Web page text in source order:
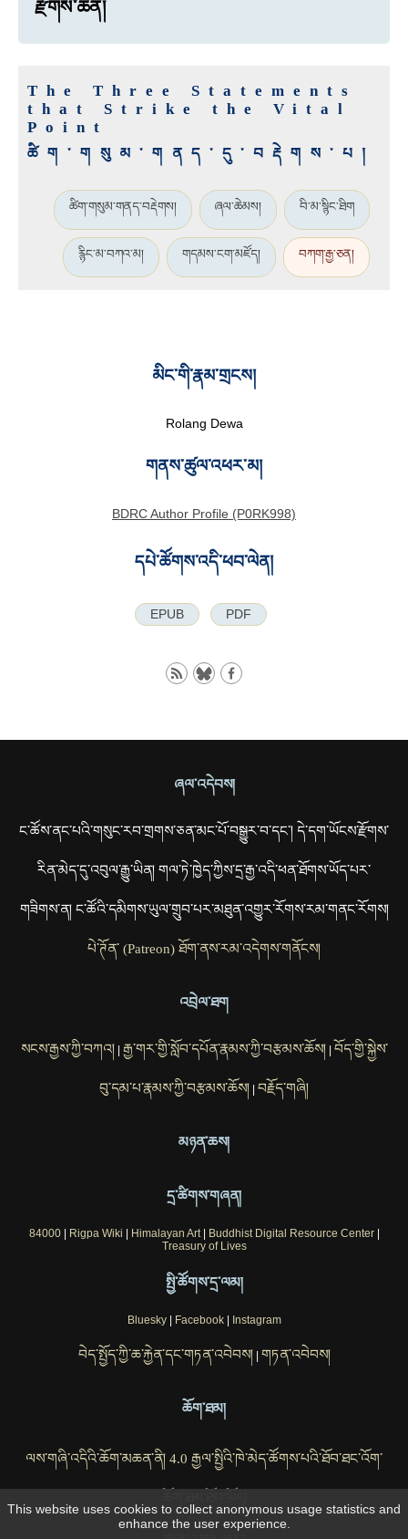
རྫོགས་ཆེན།
The Three Statements
that Strike the Vital
Point
ཚིག་གསུམ་གནད་དུ་བརྡེགས་པ།
ཚིག་གསུམ་གནད་བརྡེགས། ཞལ་ཆེམས། བི་མ་སྙིང་ཐིག
རྙིང་མ་བཀའ་མ། གདམས་ངག་མཛོད། བཀག་རྒྱ་ཅན།
མིང་གི་རྣམ་གྲངས།
Rolang Dewa
གནས་ཚུལ་འཕར་མ།
BDRC Author Profile (P0RK998)
དཔེ་ཚོགས་འདི་ཕབ་ལེན།
EPUB PDF
ཞལ་འདེབས།
ང་ཚོས་ནང་པའི་གསུང་རབ་གྲགས་ཅན་མང་པོ་བསྒྱུར་བ་དང་། དེ་དག་ཡོངས་རྫོགས་
རིན་མེད་དུ་འབུལ་རྒྱུ་ཡིན། གལ་ཏེ་ཁྱེད་ཀྱིས་དྲ་རྒྱ་འདི་ཕན་ཐོགས་ཡོད་པར་
གཟིགས་ན། ང་ཚོའི་དམིགས་ཡུལ་གྲུབ་པར་མཐུན་འགྱུར་རོགས་རམ་གནང་རོགས།
པེ་ཊོན་ (Patreon) ཐོག་ནས་རམ་འདེགས་གནོངས།
འབྲེལ་ཐག
སངས་རྒྱས་ཀྱི་བཀའ།| རྒྱ་གར་གྱི་སློབ་དཔོན་རྣམས་ཀྱི་བརྩམས་ཆོས།| བོད་གྱི་སྐྱེས་
བུ་དམ་པ་རྣམས་ཀྱི་བརྩམས་ཆོས། | བརྗོད་གཞི།
མཉན་ཆས།
དྲ་ཚིགས་གཞན།
84000| Rigpa Wiki | Himalayan Art| Buddhist Digital Resource Center|
Treasury of Lives
སྤྱི་ཚོགས་དྲ་ལམ།
Bluesky| Facebook| Instagram
བེད་སྤྱོད་ཀྱི་ཆ་རྐྱེན་དང་གཏན་འབེབས།| གཏན་འབེབས།
ཆོག་ཐམ།
ལས་གཞི་འདིའི་ཆོག་མཆན་ནི། 4.0 རྒྱལ་སྤྱིའི་ཁེ་མེད་ཚོགས་པའི་ཐོབ་ཐང་འོག་
This website uses cookies to collect anonymous usage statistics and
enhance the user experience.